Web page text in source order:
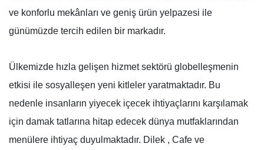
ve konforlu mekânları ve geniş ürün yelpazesi ile
günümüzde tercih edilen bir markadır.
Ülkemizde hızla gelişen hizmet sektörü globelleşmenin
etkisi ile sosyalleşen yeni kitleler yaratmaktadır. Bu
nedenle insanların yiyecek içecek ihtiyaçlarını karşılamak
için damak tatlarına hitap edecek dünya mutfaklarından
menülere ihtiyaç duyulmaktadır. Dilek , Cafe ve